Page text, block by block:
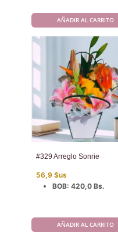
AÑADIR AL CARRITO
#329 Arreglo Sonrie
56,9 $us
BOB: 420,0 Bs.
AÑADIR AL CARRITO